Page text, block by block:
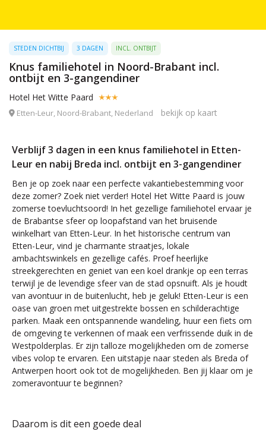
STEDEN DICHTBIJ 3 DAGEN INCL. ONTBIJT
Knus familiehotel in Noord-Brabant incl.
ontbijt en 3-gangendiner
Hotel Het Witte Paard
Etten-Leur, Noord-Brabant, Nederland bekijk op kaart
Verblijf 3 dagen in een knus familiehotel in Etten-
Leur en nabij Breda incl. ontbijt en 3-gangendiner
Ben je op zoek naar een perfecte vakantiebestemming voor
deze zomer? Zoek niet verder! Hotel Het Witte Paard is jouw
zomerse toevluchtsoord! In het gezellige familiehotel ervaar je
de Brabantse sfeer op loopafstand van het bruisende
winkelhart van Etten-Leur. In het historische centrum van
Etten-Leur, vind je charmante straatjes, lokale
ambachtswinkels en gezellige cafés. Proef heerlijke
streekgerechten en geniet van een koel drankje op een terras
terwijl je de levendige sfeer van de stad opsnuift. Als je houdt
van avontuur in de buitenlucht, heb je geluk! Etten-Leur is een
oase van groen met uitgestrekte bossen en schilderachtige
parken. Maak een ontspannende wandeling, huur een fiets om
de omgeving te verkennen of maak een verfrissende duik in de
Westpolderplas. Er zijn talloze mogelijkheden om de zomerse
vibes volop te ervaren. Een uitstapje naar steden als Breda of
Antwerpen hoort ook tot de mogelijkheden. Ben jij klaar om je
zomeravontuur te beginnen?
Daarom is dit een goede deal